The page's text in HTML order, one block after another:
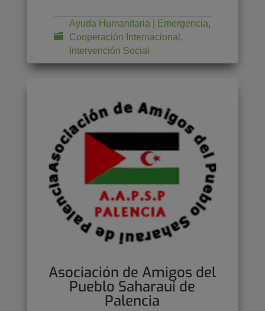
Ayuda Humanitaria | Emergencia,
Cooperación Internacional ,
Intervención Social
Asociación de Amigos del
Pueblo Saharaui de
Palencia